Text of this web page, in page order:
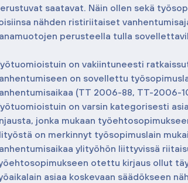
saatavat. Näin ollen sekä
nähden ristiriitaiset
perusteella tulla
on vakiintuneesti
on sovellettu
(TT 2006-88, TT-2006-
on varsin kategorisesti
jonka mukaan
on merkinnyt työsopimuslain
ylityöhön liittyvissä
otettu kirjaus ollut
asiaa koskevaan säädökseen